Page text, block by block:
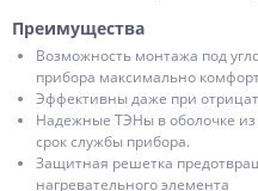
Преимущества
Возможность монтажа под
прибора максимально
Эффективны даже при
Надежные ТЭНы в оболочке
срок службы прибора.
Защитная решетка
нагревательного элемента